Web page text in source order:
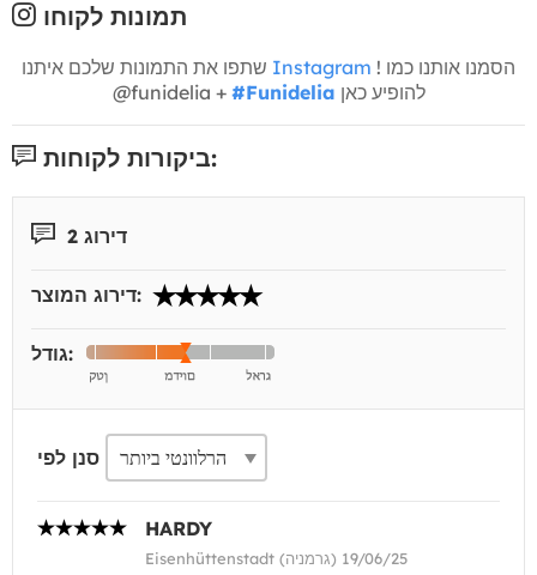
תמונות לקוחו
Instagram ! הסמנו אותנו כמו
@funidelia + #Funidelia להופיע כאן
ביקורות לקוחות:
דירוג 2
דירוג המוצר:
גודל:
סנן לפי
HARDY
Eisenhüttenstadt (גרמניה) 19/06/25